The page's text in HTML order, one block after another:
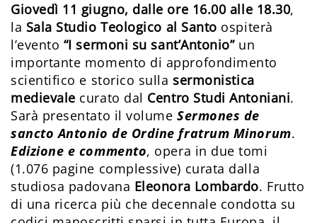
Giovedì 11 giugno, dalle ore 16.00 alle 18.30,
la Sala Studio Teologico al Santo ospiterà
l’evento “I sermoni su sant’Antonio” un
importante momento di approfondimento
scientifico e storico sullasermonistica
medievale curato dal Centro Studi Antoniani.
Sarà presentato il volumeSermones de
sancto Antonio de Ordine fratrum Minorum.
Edizione e commento, opera in due tomi
(1.076 pagine complessive) curata dalla
studiosa padovana Eleonora Lombardo. Frutto
di una ricerca più che decennale condotta su